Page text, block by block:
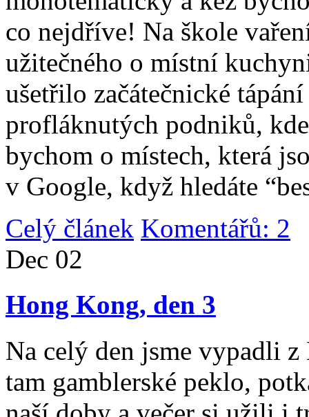
co nejdříve! Na škole
užitečného o místní
ušetřilo začátečnické
profláknutých podniků,
bychom o místech, která
v Google, když hledáte
Celý článek Komentářů: 2
Dec 02
Hong Kong, den 3
Na celý den jsme vypadli
tam gamblerské peklo,